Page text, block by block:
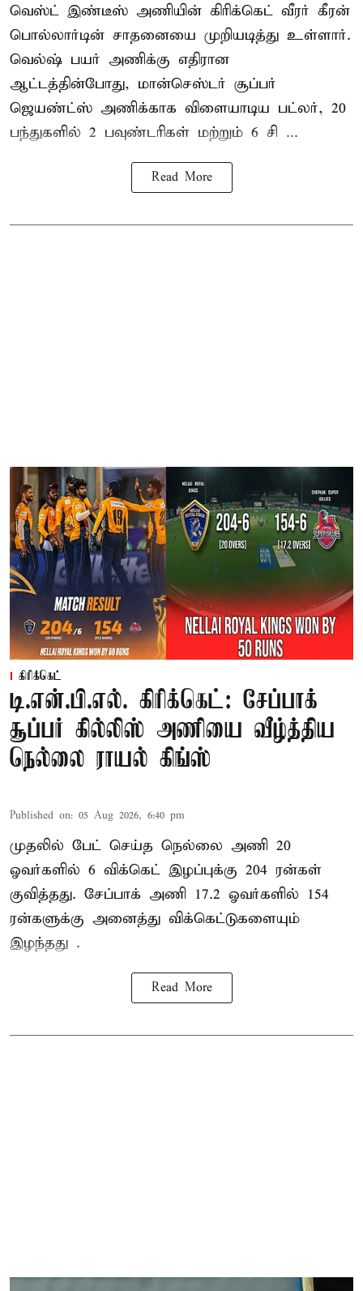
வெஸ்ட் இண்டீஸ் அணியின் கிரிக்கெட் வீரர் கீரன்
பொல்லார்டின் சாதனையை முறியடித்து உள்ளார்.
வெல்ஷ் பயர் அணிக்கு எதிரான
ஆட்டத்தின்போது, மான்செஸ்டர் சூப்பர்
ஜெயண்ட்ஸ் அணிக்காக விளையாடிய பட்லர், 20
பந்துகளில் 2 பவுண்டரிகள் மற்றும் 6 சி ...
Read More
கிரிக்கெட்
டி.என்.பி.எல். கிரிக்கெட்: சேப்பாக்
சூப்பர் கில்லிஸ் அணியை வீழ்த்திய
நெல்லை ராயல் கிங்ஸ்
Published on: 05 Aug 2026, 6:40 pm
முதலில் பேட் செய்த நெல்லை அணி 20
ஓவர்களில் 6 விக்கெட் இழப்புக்கு 204 ரன்கள்
குவித்தது. சேப்பாக் அணி 17.2 ஓவர்களில் 154
ரன்களுக்கு அனைத்து விக்கெட்டுகளையும்
இழந்தது .
Read More